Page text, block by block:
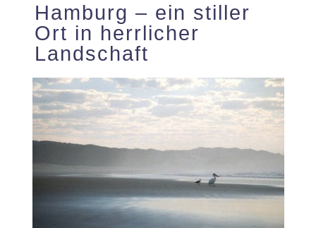
Hamburg – ein stiller
Ort in herrlicher
Landschaft